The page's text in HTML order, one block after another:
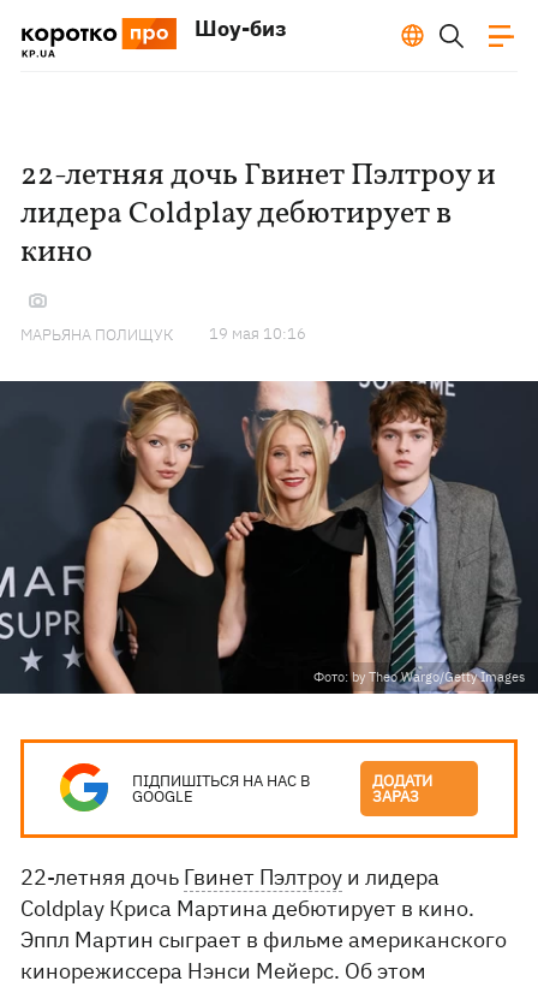
Шоу-биз
22-летняя дочь Гвинет Пэлтроу и
лидера Coldplay дебютирует в
кино
МАРЬЯНА ПОЛИЩУК 19 мая 10:16
Фото: by Theo Wargo/Getty Images
ПІДПИШІТЬСЯ НА НАС В
GOOGLE
ДОДАТИ
ЗАРАЗ
22-летняя дочь Гвинет Пэлтроу и лидера
Coldplay Криса Мартина дебютирует в кино.
Эппл Мартин сыграет в фильме американского
кинорежиссера Нэнси Мейерс. Об этом